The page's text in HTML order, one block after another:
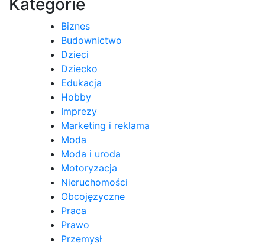
Biznes
Budownictwo
Dzieci
Dziecko
Edukacja
Hobby
Imprezy
Marketing i reklama
Moda
Moda i uroda
Motoryzacja
Nieruchomości
Obcojęzyczne
Praca
Prawo
Przemysł